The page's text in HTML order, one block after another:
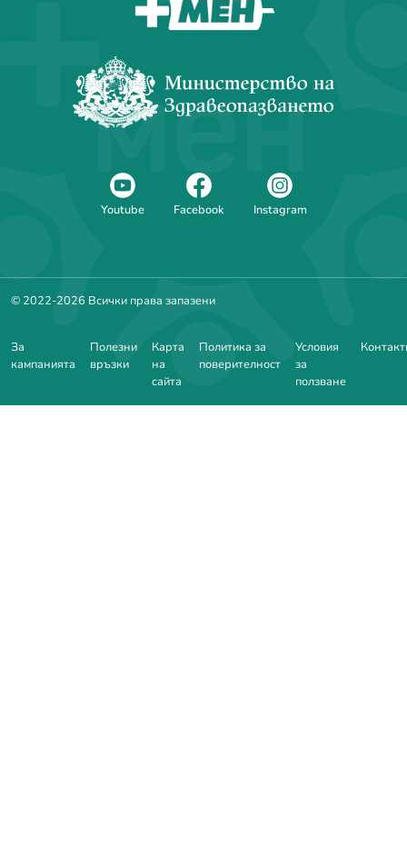
Youtube Facebook Instagram
© 2022-2026 Всички права запазени
За
кампанията
Полезни
връзки
Карта
на
сайта
Политика за
поверителност
Условия
за
ползване